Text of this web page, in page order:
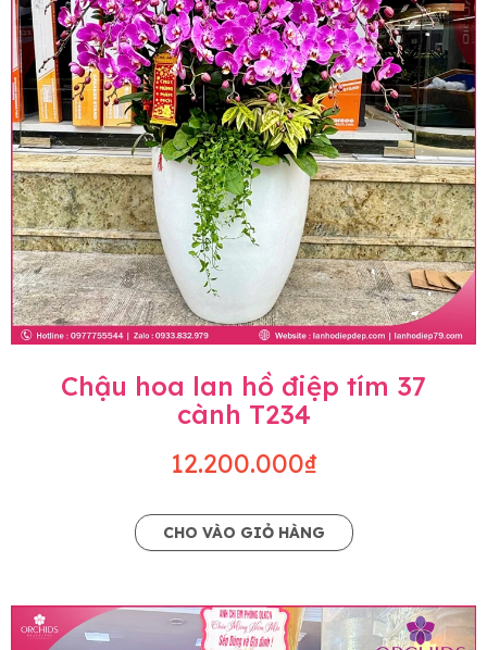
Chậu hoa lan hồ điệp tím 37
cành T234
12.200.000₫
CHO VÀO GIỎ HÀNG